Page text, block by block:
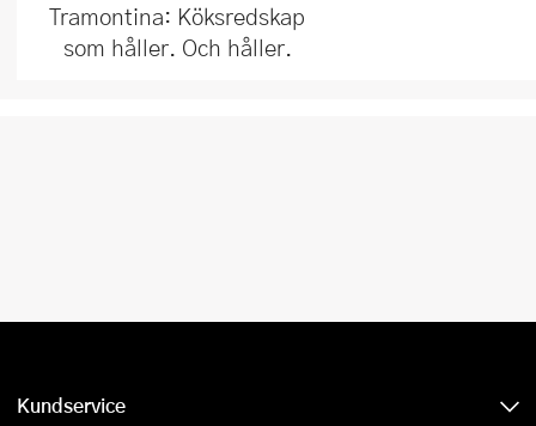
Tramontina: Köksredskap
som håller. Och håller.
Kundservice